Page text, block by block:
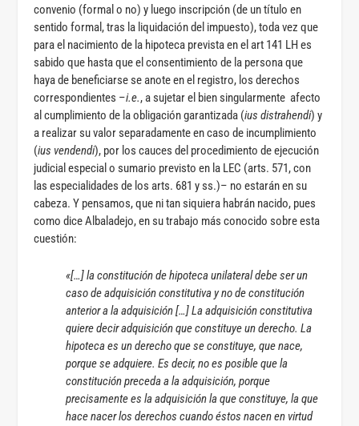
convenio (formal o no) y luego inscripción (de un título en
sentido formal, tras la liquidación del impuesto), toda vez que
para el nacimiento de la hipoteca prevista en el art 141 LH es
sabido que hasta que el consentimiento de la persona que
haya de beneficiarse se anote en el registro, los derechos
correspondientes –i.e., a sujetar el bien singularmente afecto
al cumplimiento de la obligación garantizada (ius distrahendi) y
a realizar su valor separadamente en caso de incumplimiento
(ius vendendi), por los cauces del procedimiento de ejecución
judicial especial o sumario previsto en la LEC (arts. 571, con
las especialidades de los arts. 681 y ss.)– no estarán en su
cabeza. Y pensamos, que ni tan siquiera habrán nacido, pues
como dice Albaladejo, en su trabajo más conocido sobre esta
cuestión:
«[…] la constitución de hipoteca unilateral debe ser un
caso de adquisición constitutiva y no de constitución
anterior a la adquisición […] La adquisición constitutiva
quiere decir adquisición que constituye un derecho. La
hipoteca es un derecho que se constituye, que nace,
porque se adquiere. Es decir, no es posible que la
constitución preceda a la adquisición, porque
precisamente es la adquisición la que constituye, la que
hace nacer los derechos cuando éstos nacen en virtud